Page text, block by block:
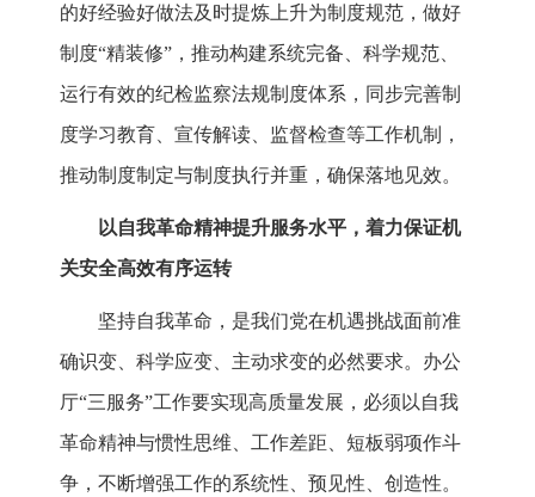
的好经验好做法及时提炼上升为制度规范，做好
制度“精装修”，推动构建系统完备、科学规范、
运行有效的纪检监察法规制度体系，同步完善制
度学习教育、宣传解读、监督检查等工作机制，
推动制度制定与制度执行并重，确保落地见效。
以自我革命精神提升服务水平，着力保证机
关安全高效有序运转
坚持自我革命，是我们党在机遇挑战面前准
确识变、科学应变、主动求变的必然要求。办公
厅“三服务”工作要实现高质量发展，必须以自我
革命精神与惯性思维、工作差距、短板弱项作斗
争，不断增强工作的系统性、预见性、创造性。